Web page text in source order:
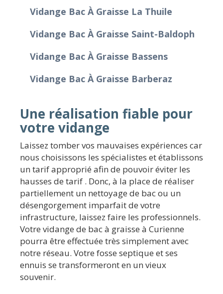
Vidange Bac À Graisse La Thuile
Vidange Bac À Graisse Saint-Baldoph
Vidange Bac À Graisse Bassens
Vidange Bac À Graisse Barberaz
Une réalisation fiable pour
votre vidange
Laissez tomber vos mauvaises expériences car
nous choisissons les spécialistes et établissons
un tarif approprié afin de pouvoir éviter les
hausses de tarif . Donc, à la place de réaliser
partiellement un nettoyage de bac ou un
désengorgement imparfait de votre
infrastructure, laissez faire les professionnels.
Votre vidange de bac à graisse à Curienne
pourra être effectuée très simplement avec
notre réseau. Votre fosse septique et ses
ennuis se transformeront en un vieux
souvenir.